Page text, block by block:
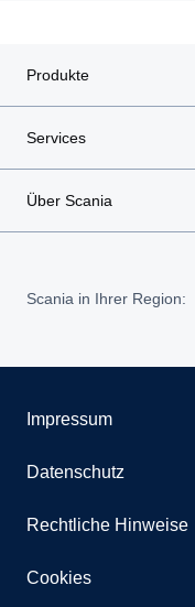
Produkte
Services
Über Scania
Scania in Ihrer Region:
Impressum
Datenschutz
Rechtliche Hinweise
Cookies